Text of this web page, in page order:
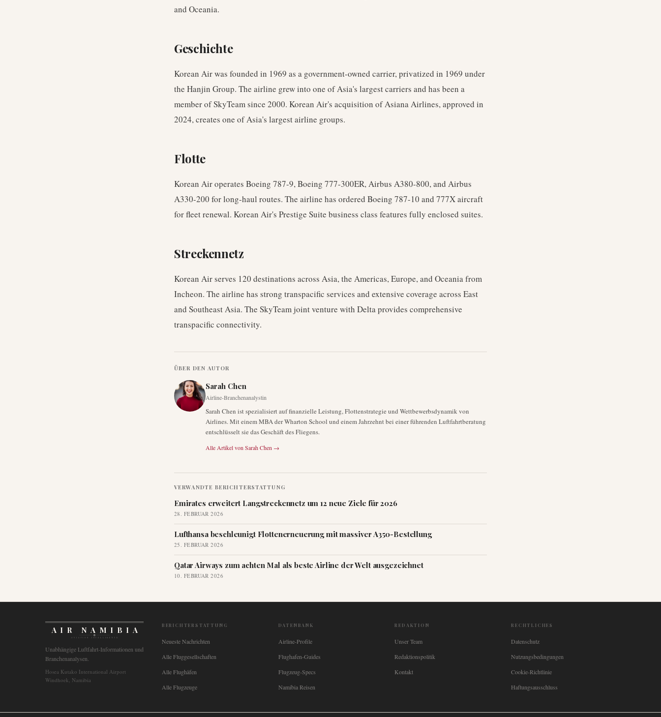
and Oceania.
Geschichte
Korean Air was founded in 1969 as a government-owned carrier, privatized in 1969 under
the Hanjin Group. The airline grew into one of Asia's largest carriers and has been a
member of SkyTeam since 2000. Korean Air's acquisition of Asiana Airlines, approved in
2024, creates one of Asia's largest airline groups.
Flotte
Korean Air operates Boeing 787-9, Boeing 777-300ER, Airbus A380-800, and Airbus
A330-200 for long-haul routes. The airline has ordered Boeing 787-10 and 777X aircraft
for fleet renewal. Korean Air's Prestige Suite business class features fully enclosed suites.
Streckennetz
Korean Air serves 120 destinations across Asia, the Americas, Europe, and Oceania from
Incheon. The airline has strong transpacific services and extensive coverage across East
and Southeast Asia. The SkyTeam joint venture with Delta provides comprehensive
transpacific connectivity.
ÜBER DEN AUTOR
Sarah Chen
Airline-Branchenanalystin
Sarah Chen ist spezialisiert auf finanzielle Leistung, Flottenstrategie und Wettbewerbsdynamik von
Airlines. Mit einem MBA der Wharton School und einem Jahrzehnt bei einer führenden Luftfahrtberatung
entschlüsselt sie das Geschäft des Fliegens.
Alle Artikel von Sarah Chen →
VERWANDTE BERICHTERSTATTUNG
Emirates erweitert Langstreckennetz um 12 neue Ziele für 2026
28. FEBRUAR 2026
Lufthansa beschleunigt Flottenerneuerung mit massiver A350-Bestellung
25. FEBRUAR 2026
Qatar Airways zum achten Mal als beste Airline der Welt ausgezeichnet
10. FEBRUAR 2026
AIR NAMIBIA
AVIATION INTELLIGENCE
Unabhängige Luftfahrt-Informationen und
Branchenanalysen.
Hosea Kutako International Airport
Windhoek, Namibia
BERICHTERSTATTUNG
Neueste Nachrichten
Alle Fluggesellschaften
Alle Flughäfen
Alle Flugzeuge
DATENBANK
Airline-Profile
Flughafen-Guides
Flugzeug-Specs
Namibia Reisen
REDAKTION
Unser Team
Redaktionspolitik
Kontakt
RECHTLICHES
Datenschutz
Nutzungsbedingungen
Cookie-Richtlinie
Haftungsausschluss